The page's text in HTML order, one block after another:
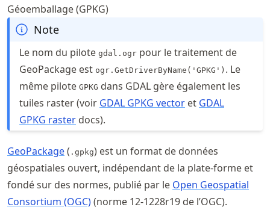
Géoemballage (GPKG)
Note
Le nom du pilote gdal.ogr pour le traitement de
GeoPackage est ogr.GetDriverByName('GPKG') . Le
même pilote GPKG dans GDAL gère également les
tuiles raster (voir GDAL GPKG vector et GDAL
GPKG raster docs).
GeoPackage( .gpkg) est un format de données
géospatiales ouvert, indépendant de la plate-forme et
fondé sur des normes, publié par le Open Geospatial
Consortium (OGC)(norme 12-1228r19 de l’OGC).